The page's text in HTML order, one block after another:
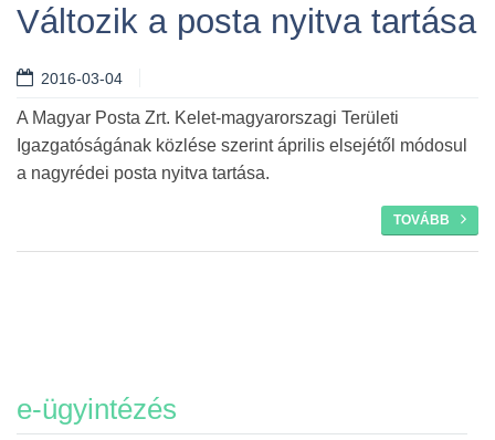
Változik a posta nyitva tartása
2016-03-04
A Magyar Posta Zrt. Kelet-magyarorszagi Területi
Igazgatóságának közlése szerint április elsejétől módosul
a nagyrédei posta nyitva tartása.
TOVÁBB
e-ügyintézés